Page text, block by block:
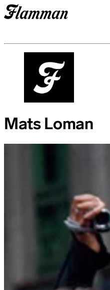
Mats Loman